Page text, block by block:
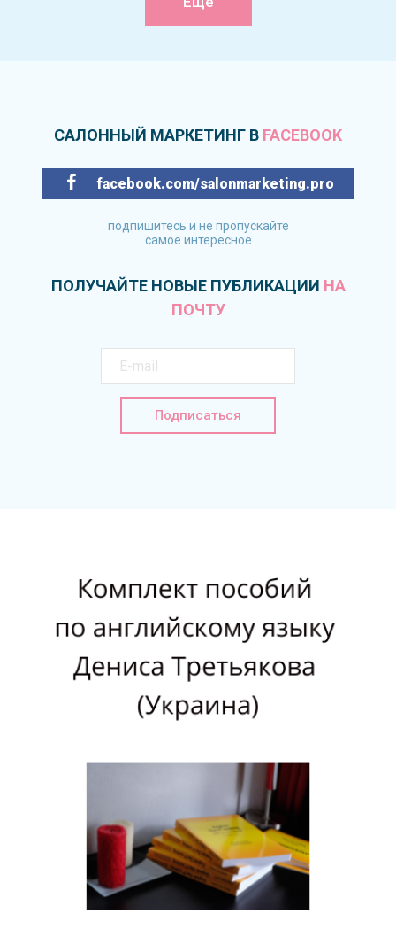
САЛОННЫЙ МАРКЕТИНГ В FACEBOOK
facebook.com/salonmarketing.pro
подпишитесь и не пропускайте
самое интересное
ПОЛУЧАЙТЕ НОВЫЕ ПУБЛИКАЦИИ НА
ПОЧТУ
Подписаться